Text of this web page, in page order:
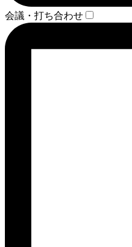
会議・打ち合わせ